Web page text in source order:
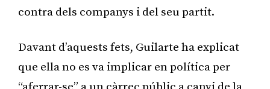
contra dels companys i del seu partit.
Davant d’aquests fets, Guilarte ha explicat
que ella no es va implicar en política per